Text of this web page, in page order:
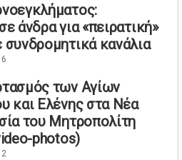
άνδρα για «πειρατική»
κανάλια
των Αγίων
και Ελένης στα Νέα
του Μητροπολίτη
photos)